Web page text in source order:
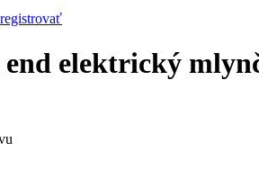
registrovať
elektrický